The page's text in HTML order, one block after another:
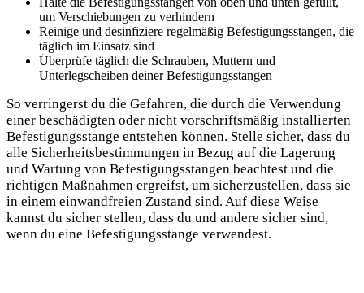
um Verschiebungen zu verhindern
Reinige und desinfiziere regelmäßig Befestigungsstangen, die
täglich im Einsatz sind
Überprüfe täglich die Schrauben, Muttern und
Unterlegscheiben deiner Befestigungsstangen
So verringerst du die Gefahren, die durch die Verwendung
einer beschädigten oder nicht vorschriftsmäßig installierten
Befestigungsstange entstehen können. Stelle sicher, dass du
alle Sicherheitsbestimmungen in Bezug auf die Lagerung
und Wartung von Befestigungsstangen beachtest und die
richtigen Maßnahmen ergreifst, um sicherzustellen, dass sie
in einem einwandfreien Zustand sind. Auf diese Weise
kannst du sicher stellen, dass du und andere sicher sind,
wenn du eine Befestigungsstange verwendest.